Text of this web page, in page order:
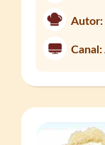
Autor:
Canal: